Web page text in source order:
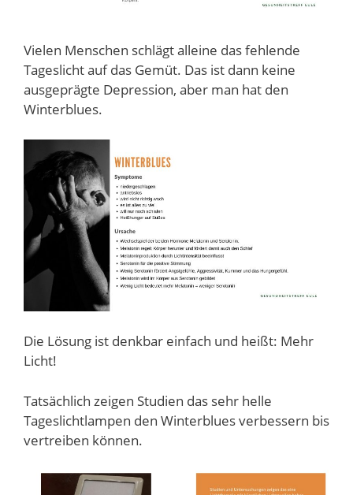
Vielen Menschen schlägt alleine das fehlende
Tageslicht auf das Gemüt. Das ist dann keine
ausgeprägte Depression, aber man hat den
Winterblues.
Die Lösung ist denkbar einfach und heißt: Mehr
Licht!
Tatsächlich zeigen Studien das sehr helle
Tageslichtlampen den Winterblues verbessern bis
vertreiben können.